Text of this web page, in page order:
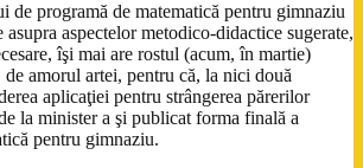
de programă de matematică pentru gimnaziu
aspectelor metodico-didactice sugerate,
îşi mai are rostul (acum, în martie)
de amorul artei, pentru că, la nici două
aplicaţiei pentru strângerea părerilor
la minister a şi publicat forma finală a
pentru gimnaziu.